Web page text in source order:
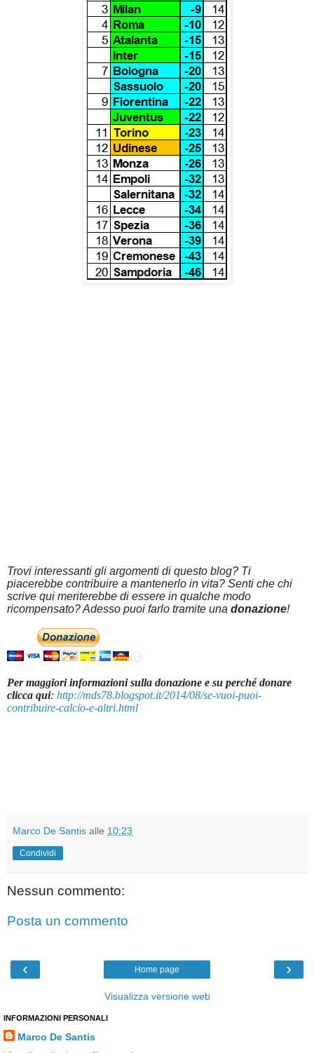
Trovi interessanti gli argomenti di questo blog? Ti
piacerebbe contribuire a mantenerlo in vita? Senti che chi
scrive qui meriterebbe di essere in qualche modo
ricompensato? Adesso puoi farlo tramite una donazione!
Per maggiori informazioni sulla donazione e su perché donare
clicca qui: http://mds78.blogspot.it/2014/08/se-vuoi-puoi-
contribuire-calcio-e-altri.html
Marco De Santis alle 10:23
Condividi
Nessun commento:
Posta un commento
‹ ›
Home page
Visualizza versione web
INFORMAZIONI PERSONALI
Marco De Santis